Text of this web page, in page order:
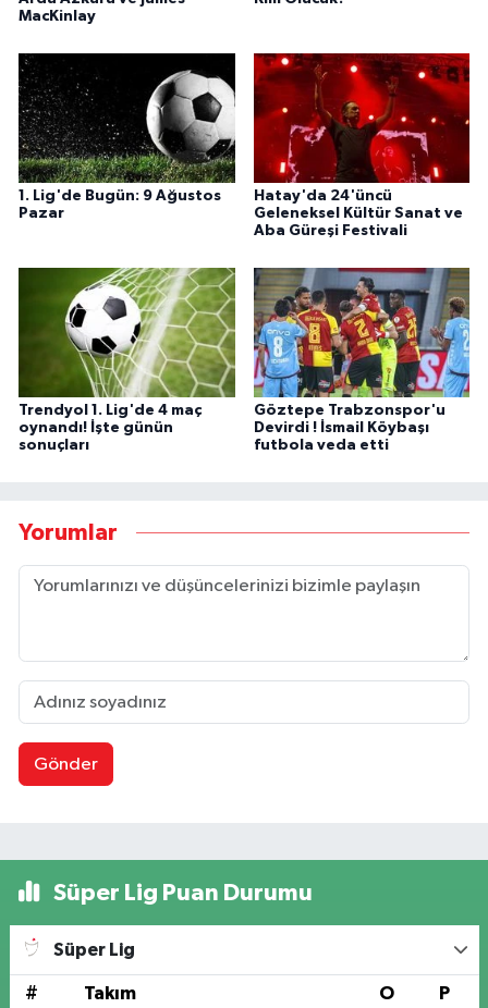
MacKinlay
1. Lig'de Bugün: 9 Ağustos
Pazar
Hatay'da 24'üncü
Geleneksel Kültür Sanat ve
Aba Güreşi Festivali
Trendyol 1. Lig'de 4 maç
oynandı! İşte günün
sonuçları
Göztepe Trabzonspor'u
Devirdi ! İsmail Köybaşı
futbola veda etti
Yorumlar
Gönder
Süper Lig Puan Durumu
Süper Lig
# Takım O P